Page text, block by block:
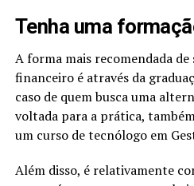
Tenha uma
A forma mais recomendada
financeiro é através da
caso de quem busca uma
voltada para a prática,
um curso de tecnólogo em
Além disso, é relativamente